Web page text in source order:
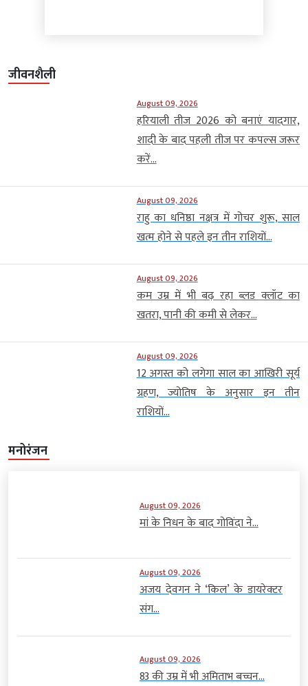
जीवनशैली
August 09, 2026
हरियाली तीज 2026 को बनाएं यादगार,
शादी के बाद पहली तीज पर कपल्स जरूर
करें...
August 09, 2026
राहु का धनिष्ठा नक्षत्र में गोचर शुरू, साल
खत्म होने से पहले इन तीन राशियों...
August 09, 2026
कम उम्र में भी बढ़ रहा ब्लड क्लॉट का
खतरा, पानी की कमी से लेकर...
August 09, 2026
12 अगस्त को लगेगा साल का आखिरी सूर्य
ग्रहण, ज्योतिष के अनुसार इन तीन
राशियों...
मनोरंजन
August 09, 2026
मां के निधन के बाद गोविंदा ने...
August 09, 2026
अजय देवगन ने ‘किल’ के डायरेक्टर
संग...
August 09, 2026
83 की उम्र में भी अमिताभ बच्चन...